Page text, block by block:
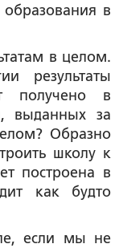
образования в
в целом.
результаты
получено в
выданных за
Образно
школу к
построена в
как будто
мы не